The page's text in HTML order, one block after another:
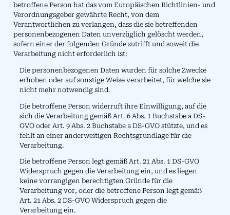
betroffene Person hat das vom Europäischen Richtlinien- und
Verordnungsgeber gewährte Recht, von dem
Verantwortlichen zu verlangen, dass die sie betreffenden
personenbezogenen Daten unverzüglich gelöscht werden,
sofern einer der folgenden Gründe zutrifft und soweit die
Verarbeitung nicht erforderlich ist:
Die personenbezogenen Daten wurden für solche Zwecke
erhoben oder auf sonstige Weise verarbeitet, für welche sie
nicht mehr notwendig sind.
Die betroffene Person widerruft ihre Einwilligung, auf die
sich die Verarbeitung gemäß Art. 6 Abs. 1 Buchstabe a DS-
GVO oder Art. 9 Abs. 2 Buchstabe a DS-GVO stützte, und es
fehlt an einer anderweitigen Rechtsgrundlage für die
Verarbeitung.
Die betroffene Person legt gemäß Art. 21 Abs. 1 DS-GVO
Widerspruch gegen die Verarbeitung ein, und es liegen
keine vorrangigen berechtigten Gründe für die
Verarbeitung vor, oder die betroffene Person legt gemäß
Art. 21 Abs. 2 DS-GVO Widerspruch gegen die
Verarbeitung ein.